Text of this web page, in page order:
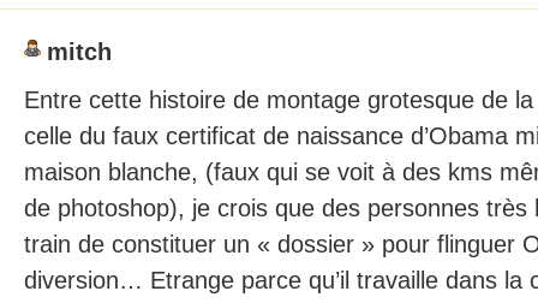
mitch
Entre cette histoire de montage grotesque de
celle du faux certificat de naissance d’Obama
maison blanche, (faux qui se voit à des kms
de photoshop), je crois que des personnes très
train de constituer un « dossier » pour flinguer
diversion… Etrange parce qu’il travaille dans